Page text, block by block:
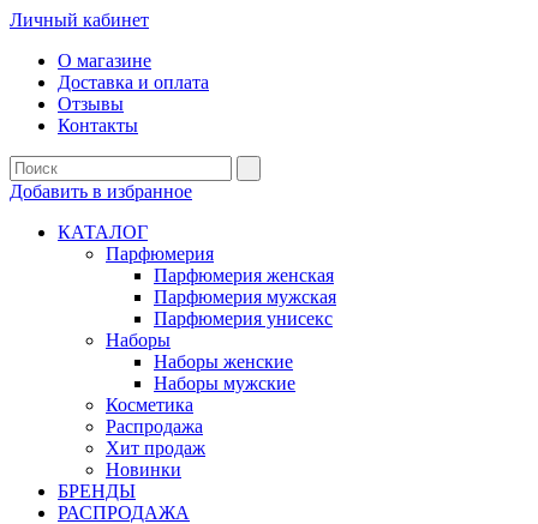
Личный кабинет
О магазине
Доставка и оплата
Отзывы
Контакты
Добавить в избранное
КАТАЛОГ
Парфюмерия
Парфюмерия женская
Парфюмерия мужская
Парфюмерия унисекс
Наборы
Наборы женские
Наборы мужские
Косметика
Распродажа
Хит продаж
Новинки
БРЕНДЫ
РАСПРОДАЖА